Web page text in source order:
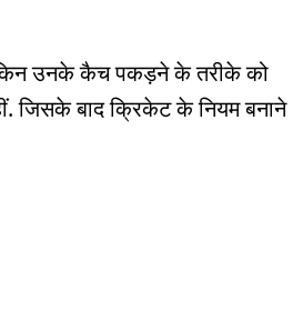
उनके कैच पकड़ने के तरीके को
जिसके बाद क्रिकेट के नियम बनाने